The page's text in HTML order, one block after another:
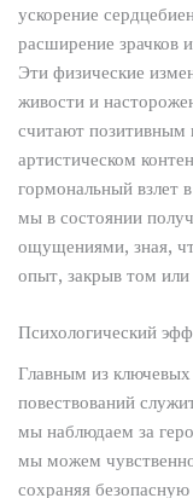
ускорение
расширение зрачков
Эти физические
живости и
считают
артистическом
гормональный взлет
мы в состоянии
ощущениями, зная,
опыт, закрыв том
Психологический
Главным из ключевых
повествований
мы наблюдаем за
мы можем
сохраняя